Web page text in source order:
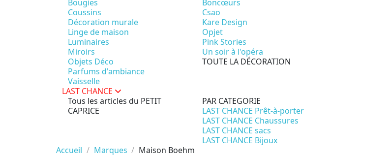
Bougies
Coussins
Décoration murale
Linge de maison
Luminaires
Miroirs
Objets Déco
Parfums d'ambiance
Vaisselle
Boncœurs
Csao
Kare Design
Opjet
Pink Stories
Un soir à l'opéra
TOUTE LA DÉCORATION
LAST CHANCE
Tous les articles du PETIT
CAPRICE
PAR CATEGORIE
LAST CHANCE Prêt-à-porter
LAST CHANCE Chaussures
LAST CHANCE sacs
LAST CHANCE Bijoux
Accueil
Marques Maison Boehm